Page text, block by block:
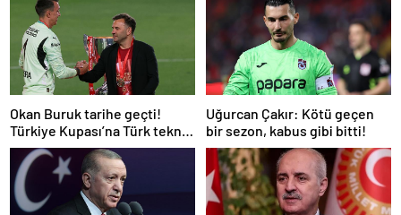
Okan Buruk tarihe geçti!
Türkiye Kupası’na Türk teknik
adam damgası
Uğurcan Çakır: Kötü geçen
bir sezon, kabus gibi bitti!